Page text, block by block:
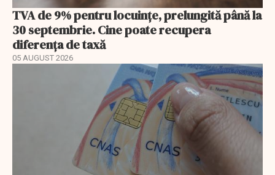
TVA de 9% pentru locuințe, prelungită până la
30 septembrie. Cine poate recupera
diferența de taxă
05 AUGUST 2026